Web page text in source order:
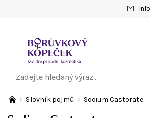
info
Slovník pojmů Sodium Castorate